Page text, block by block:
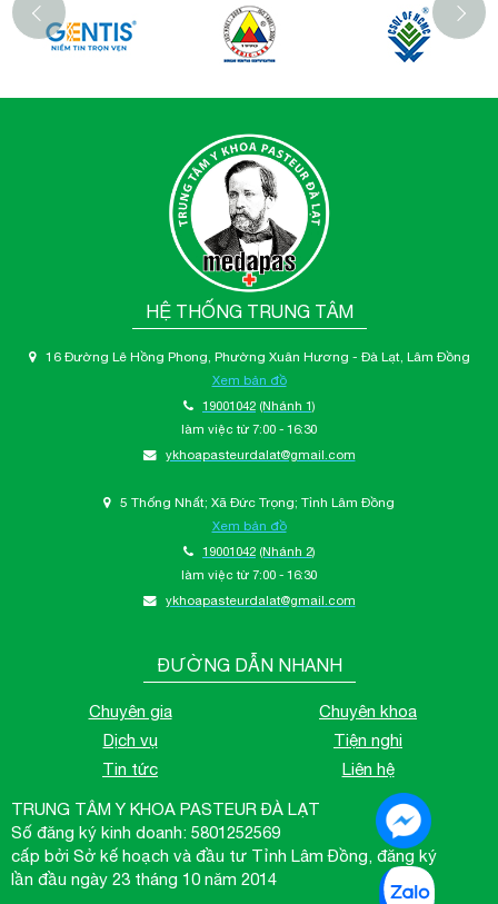
‹
HỆ THỐNG TRUNG TÂM
16 Đường Lê Hồng Phong, Phường Xuân Hương - Đà Lạt, Lâm Đồng
Xem bản đồ
19001042 (Nhánh 1)
làm việc từ 7:00 - 16:30
ykhoapasteurdalat@gmail.com
5 Thống Nhất; Xã Đức Trọng; Tỉnh Lâm Đồng
Xem bản đồ
19001042 (Nhánh 2)
làm việc từ 7:00 - 16:30
ykhoapasteurdalat@gmail.com
ĐƯỜNG DẪN NHANH
Chuyên gia
Chuyên khoa
Dịch vụ
Tiện nghi
Tin tức
Liên hệ
TRUNG TÂM Y KHOA PASTEUR ĐÀ LẠT
Số đăng ký kinh doanh: 5801252569
cấp bởi Sở kế hoạch và đầu tư Tỉnh Lâm Đồng, đăng ký
lần đầu ngày 23 tháng 10 năm 2014